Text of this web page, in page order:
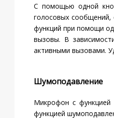
С помощью одной
голосовых
функций при помощи
вызовы. В
активными вызовами.
Шумоподавление
Микрофон с функцией
функцией